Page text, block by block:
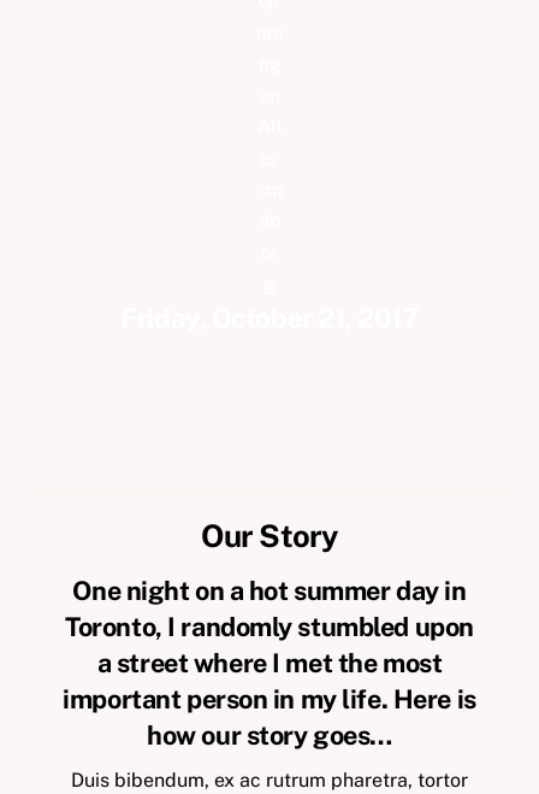
Our Story
One night on a hot summer day in
Toronto, I randomly stumbled upon
a street where I met the most
important person in my life. Here is
how our story goes…
Duis bibendum, ex ac rutrum pharetra, tortor